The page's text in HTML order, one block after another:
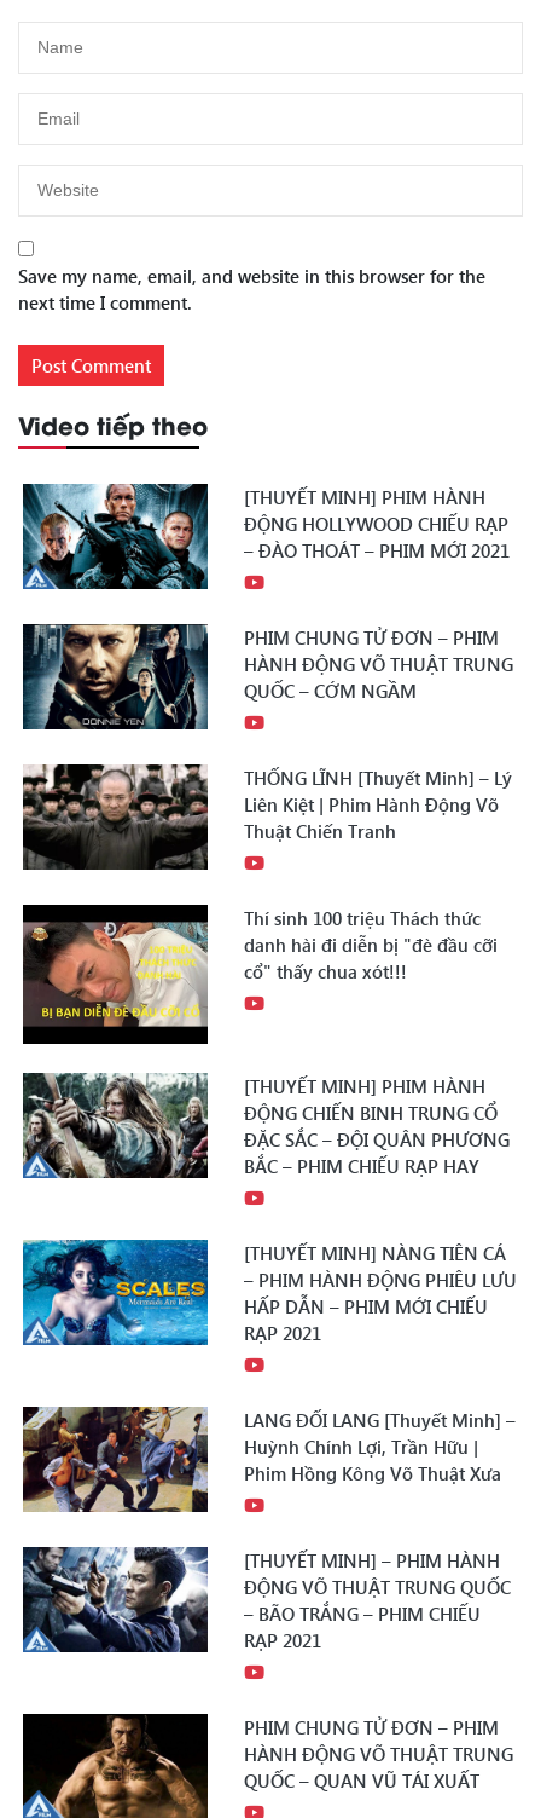
Save my name, email, and website in this browser for the
next time I comment.
Video tiếp theo
[THUYẾT MINH] PHIM HÀNH
ĐỘNG HOLLYWOOD CHIẾU RẠP
– ĐÀO THOÁT – PHIM MỚI 2021
PHIM CHUNG TỬ ĐƠN – PHIM
HÀNH ĐỘNG VÕ THUẬT TRUNG
QUỐC – CỚM NGẦM
THỐNG LĨNH [Thuyết Minh] – Lý
Liên Kiệt | Phim Hành Động Võ
Thuật Chiến Tranh
Thí sinh 100 triệu Thách thức
danh hài đi diễn bị "đè đầu cỡi
cổ" thấy chua xót!!!
[THUYẾT MINH] PHIM HÀNH
ĐỘNG CHIẾN BINH TRUNG CỔ
ĐẶC SẮC – ĐỘI QUÂN PHƯƠNG
BẮC – PHIM CHIẾU RẠP HAY
[THUYẾT MINH] NÀNG TIÊN CÁ
– PHIM HÀNH ĐỘNG PHIÊU LƯU
HẤP DẪN – PHIM MỚI CHIẾU
RẠP 2021
LANG ĐỐI LANG [Thuyết Minh] –
Huỳnh Chính Lợi, Trần Hữu |
Phim Hồng Kông Võ Thuật Xưa
[THUYẾT MINH] – PHIM HÀNH
ĐỘNG VÕ THUẬT TRUNG QUỐC
– BÃO TRẮNG – PHIM CHIẾU
RẠP 2021
PHIM CHUNG TỬ ĐƠN – PHIM
HÀNH ĐỘNG VÕ THUẬT TRUNG
QUỐC – QUAN VŨ TÁI XUẤT